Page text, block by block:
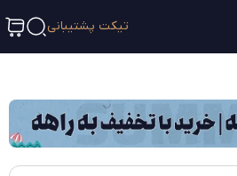
تیکت پشتیبانی